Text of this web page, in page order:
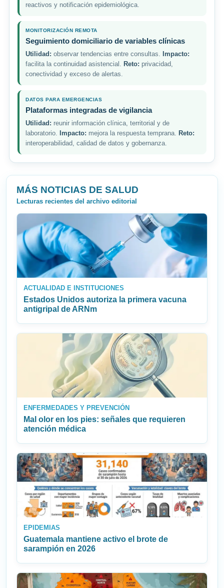
reactivos y notificación epidemiológica.
MONITORIZACIÓN REMOTA
Seguimiento domiciliario de variables clínicas
Utilidad: observar tendencias entre consultas. Impacto:
facilita la continuidad asistencial. Reto: privacidad,
conectividad y exceso de alertas.
DATOS PARA EMERGENCIAS
Plataformas integradas de vigilancia
Utilidad: reunir información clínica, territorial y de
laboratorio. Impacto: mejora la respuesta temprana. Reto:
interoperabilidad, calidad de datos y gobernanza.
MÁS NOTICIAS DE SALUD
Lecturas recientes del archivo editorial
ACTUALIDAD E INSTITUCIONES
Estados Unidos autoriza la primera vacuna
antigripal de ARNm
ENFERMEDADES Y PREVENCIÓN
Mal olor en los pies: señales que requieren
atención médica
EPIDEMIAS
Guatemala mantiene activo el brote de
sarampión en 2026